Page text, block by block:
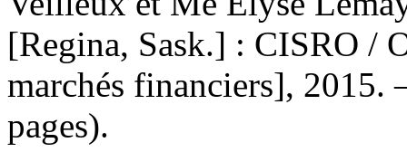
[Regina, Sask.] : CISRO /
marchés financiers],
pages).